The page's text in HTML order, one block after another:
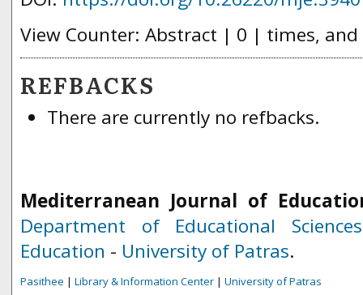
View Counter: Abstract | 0 | times,
REFBACKS
There are currently no refbacks.
Mediterranean Journal of
Department of Educational
Education - University of Patras.
Pasithee | Library & Information Center | University of Patras